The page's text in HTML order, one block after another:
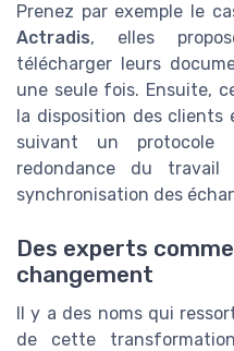
Prenez par exemple le
Actradis, elles
télécharger leurs
une seule fois. Ensuite,
la disposition des clients
suivant un protocole
redondance du
synchronisation des
Des experts
changement
Il y a des noms qui
de cette